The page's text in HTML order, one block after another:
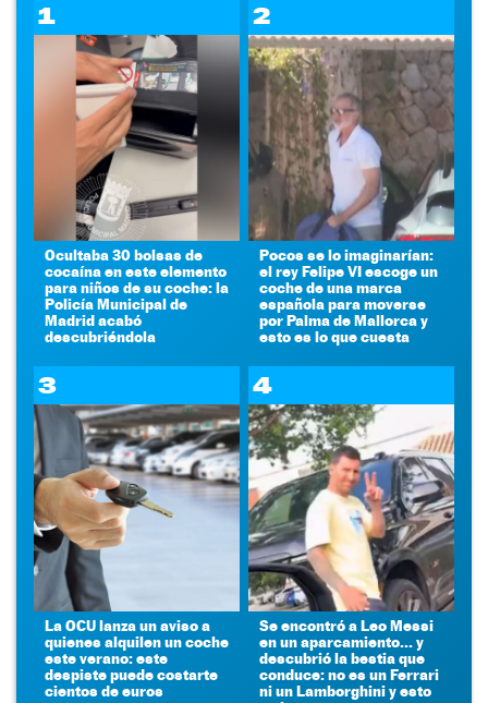
1
Ocultaba 30 bolsas de
cocaína en este elemento
para niños de su coche: la
Policía Municipal de
Madrid acabó
descubriéndola
2
Pocos se lo imaginarían:
el rey Felipe VI escoge un
coche de una marca
española para moverse
por Palma de Mallorca y
esto es lo que cuesta
3
La OCU lanza un aviso a
quienes alquilen un coche
este verano: este
despiste puede costarte
cientos de euros
4
Se encontró a Leo Messi
en un aparcamiento... y
descubrió la bestia que
conduce: no es un Ferrari
ni un Lamborghini y esto